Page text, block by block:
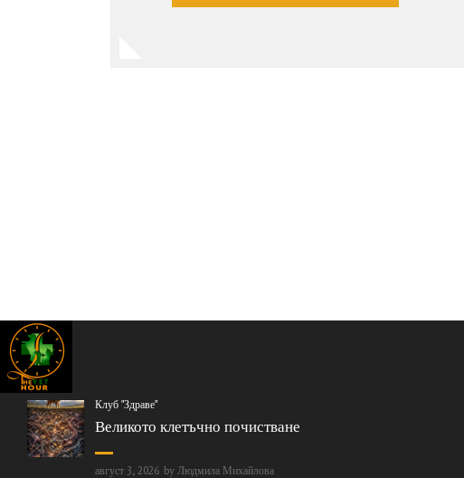
Клуб "Здраве"
Великото клетъчно почистване
август 3, 2026 by Людмила Михайлова